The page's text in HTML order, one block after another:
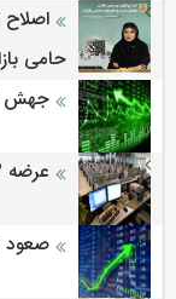
حامی
جهش ۱۲۳ هزار واحدی شاخص بورس
عرضه ۵۰۳ هزار تنی محصولات در بورس کالا
صعود ۹۹ هزار واحدی شاخص بورس